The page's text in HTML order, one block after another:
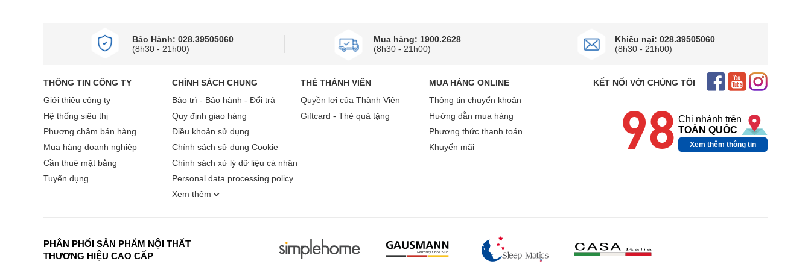
Bảo Hành: 028.39505060
(8h30 - 21h00)
Mua hàng: 1900.2628
(8h30 - 21h00)
Khiếu nại: 028.39505060
(8h30 - 21h00)
THÔNG TIN CÔNG TY
Giới thiệu công ty
Hệ thống siêu thị
Phương châm bán hàng
Mua hàng doanh nghiệp
Cần thuê mặt bằng
Tuyển dụng
CHÍNH SÁCH CHUNG
Bảo trì - Bảo hành - Đổi trả
Quy định giao hàng
Điều khoản sử dụng
Chính sách sử dụng Cookie
Chính sách xử lý dữ liệu cá nhân
Personal data processing policy
Xem thêm
THẺ THÀNH VIÊN
Quyền lợi của Thành Viên
Giftcard - Thẻ quà tặng
MUA HÀNG ONLINE
Thông tin chuyển khoản
Hướng dẫn mua hàng
Phương thức thanh toán
Khuyến mãi
KẾT NỐI VỚI CHÚNG TÔI
98 Chi nhánh trên
TOÀN QUỐC
Xem thêm thông tin
PHÂN PHỐI SẢN PHẨM NỘI THẤT
THƯƠNG HIỆU CAO CẤP